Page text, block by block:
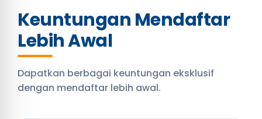
Keuntungan Mendaftar
Lebih Awal
Dapatkan berbagai keuntungan eksklusif
dengan mendaftar lebih awal.